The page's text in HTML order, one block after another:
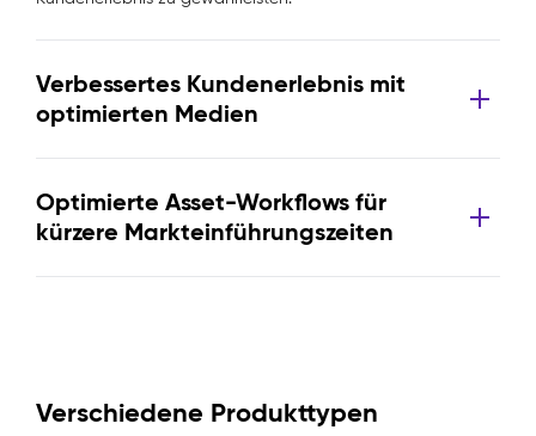
Verbessertes Kundenerlebnis mit
optimierten Medien
Optimierte Asset-Workflows für
kürzere Markteinführungszeiten
Verschiedene Produkttypen